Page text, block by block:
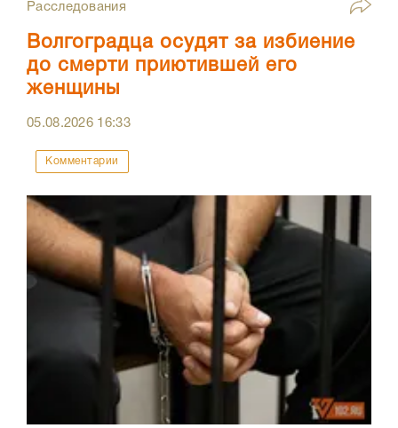
Расследования
Волгоградца осудят за избиение
до смерти приютившей его
женщины
05.08.2026 16:33
Комментарии